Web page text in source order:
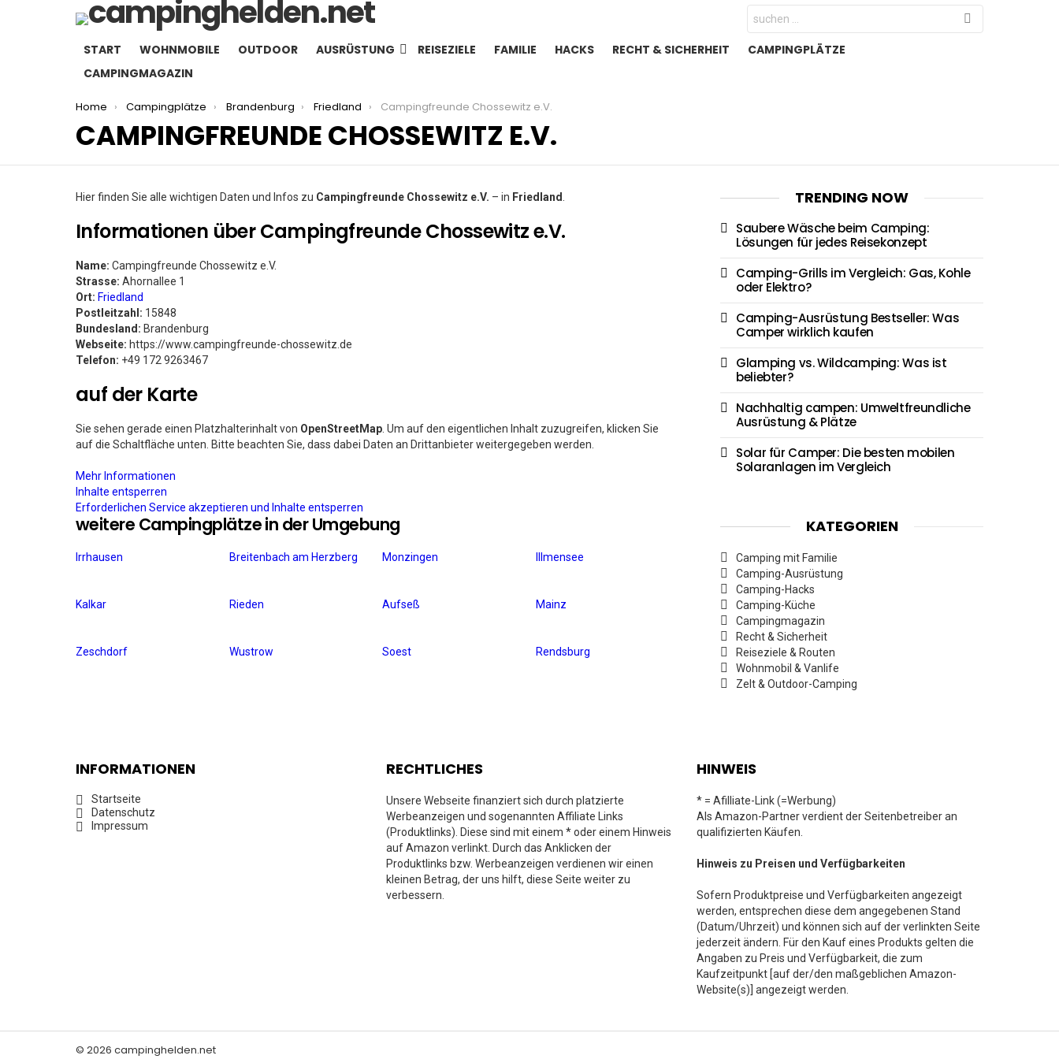
Search
for:
START WOHNMOBILE OUTDOOR AUSRÜSTUNG REISEZIELE FAMILIE HACKS RECHT & SICHERHEIT
CAMPINGPLÄTZE
CAMPINGMAGAZIN
You are here:
Home Campingplätze Brandenburg Friedland Campingfreunde Chossewitz e.V.
CAMPINGFREUNDE CHOSSEWITZ E.V.
Hier finden Sie alle wichtigen Daten und Infos zu Campingfreunde Chossewitz e.V. – in Friedland
Informationen über Campingfreunde Chossewitz e.V.
Name: Campingfreunde Chossewitz e.V.
Strasse: Ahornallee 1
Ort: Friedland
Postleitzahl: 15848
Bundesland: Brandenburg
Webseite: https://www.campingfreunde-chossewitz.de
Telefon: +49 172 9263467
auf der Karte
Sie sehen gerade einen Platzhalterinhalt von OpenStreetMap . Um auf den eigentlichen Inhalt zuzugreifen, klicken Sie
auf die Schaltfläche unten. Bitte beachten Sie, dass dabei Daten an Drittanbieter weitergegeben werden.
Mehr Informationen
Inhalte entsperren
Erforderlichen Service akzeptieren und Inhalte entsperren
weitere Campingplätze in der Umgebung
Irrhausen Breitenbach am Herzberg Monzingen Illmensee
Kalkar Rieden Aufseß Mainz
Zeschdorf Wustrow Soest Rendsburg
TRENDING NOW
Saubere Wäsche beim Camping:
Lösungen für jedes Reisekonzept
Camping-Grills im Vergleich: Gas, Kohle
oder Elektro?
Camping-Ausrüstung Bestseller: Was
Camper wirklich kaufen
Glamping vs. Wildcamping: Was ist
beliebter?
Nachhaltig campen: Umweltfreundliche
Ausrüstung & Plätze
Solar für Camper: Die besten mobilen
Solaranlagen im Vergleich
KATEGORIEN
Camping mit Familie
Camping-Ausrüstung
Camping-Hacks
Camping-Küche
Campingmagazin
Recht & Sicherheit
Reiseziele & Routen
Wohnmobil & Vanlife
Zelt & Outdoor-Camping
INFORMATIONEN
Startseite
Datenschutz
Impressum
RECHTLICHES
Unsere Webseite finanziert sich durch platzierte
Werbeanzeigen und sogenannten Affiliate Links
(Produktlinks). Diese sind mit einem * oder einem Hinweis
auf Amazon verlinkt. Durch das Anklicken der
Produktlinks bzw. Werbeanzeigen verdienen wir einen
kleinen Betrag, der uns hilft, diese Seite weiter zu
verbessern.
HINWEIS
* = Afilliate-Link (=Werbung)
Als Amazon-Partner verdient der Seitenbetreiber an
qualifizierten Käufen.
Hinweis zu Preisen und Verfügbarkeiten
Sofern Produktpreise und Verfügbarkeiten angezeigt
werden, entsprechen diese dem angegebenen Stand
(Datum/Uhrzeit) und können sich auf der verlinkten Seite
jederzeit ändern. Für den Kauf eines Produkts gelten die
Angaben zu Preis und Verfügbarkeit, die zum
Kaufzeitpunkt [auf der/den maßgeblichen Amazon-
Website(s)] angezeigt werden.
© 2026 campinghelden.net